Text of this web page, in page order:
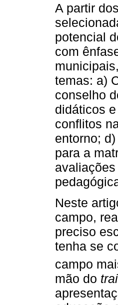
A partir
potencial
com
temas: a)
conselho
didáticos
conflitos
entorno;
para a
Neste
campo,
preciso
tenha se
campo
mão do